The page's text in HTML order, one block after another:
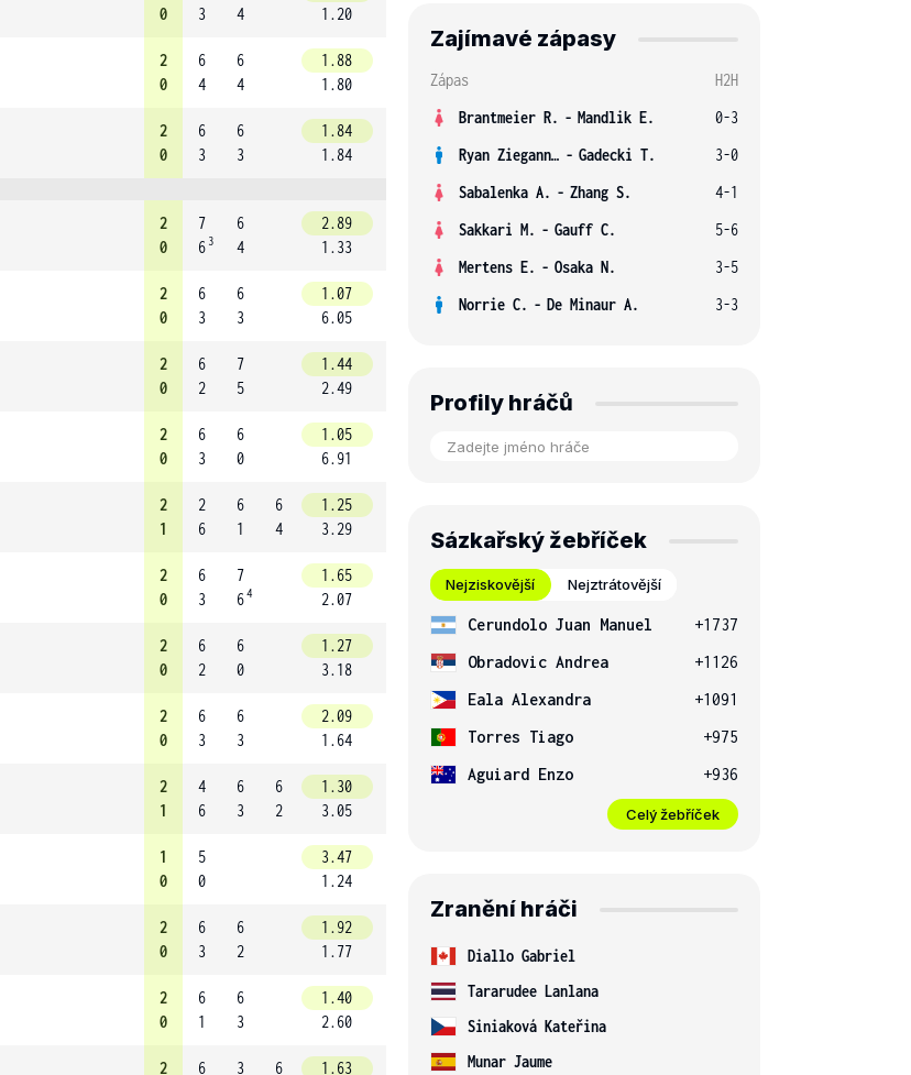
0
3
4
1.20
2
0
6
4
6
4
1.88
1.80
2
0
6
3
6
3
1.84
1.84
2
0
7
6 3
6
4
2.89
1.33
2
0
6
3
6
3
1.07
6.05
2
0
6
2
7
5
1.44
2.49
2
0
6
3
6
0
1.05
6.91
2
1
2
6
6
1
6
4
1.25
3.29
2
0
6
3
7
64
1.65
2.07
2
0
6
2
6
0
1.27
3.18
2
0
6
3
6
3
2.09
1.64
2
1
4
6
6
3
6
2
1.30
3.05
1
0
5
0
3.47
1.24
2
0
6
3
6
2
1.92
1.77
2
0
6
1
6
3
1.40
2.60
2 6 3 6 1.63
Zajímavé zápasy
Zápas
H2H
Brantmeier R. - Mandlik E.
0-3
Ryan Ziegann S. - Gadecki T.
3-0
Sabalenka A. - Zhang S.
4-1
Sakkari M. - Gauff C.
5-6
Mertens E. - Osaka N.
3-5
Norrie C. - De Minaur A. 3-3
Profily hráčů
Sázkařský žebříček
Nejziskovější Nejztrátovější
Cerundolo Juan Manuel
+1737
Obradovic Andrea
+1126
Eala Alexandra
+1091
Torres Tiago
+975
Aguiard Enzo
+936
Celý žebříček
Zranění hráči
Diallo Gabriel
Tararudee Lanlana
Siniaková Kateřina
Munar Jaume